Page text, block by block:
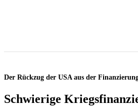
Der Rückzug der USA aus der
Schwierige